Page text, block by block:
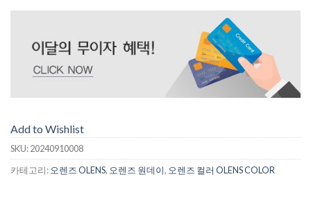
Add to Wishlist
SKU:20240910008
카테고리: 오렌즈 OLENS, 오렌즈 원데이, 오렌즈 컬러 OLENS COLOR